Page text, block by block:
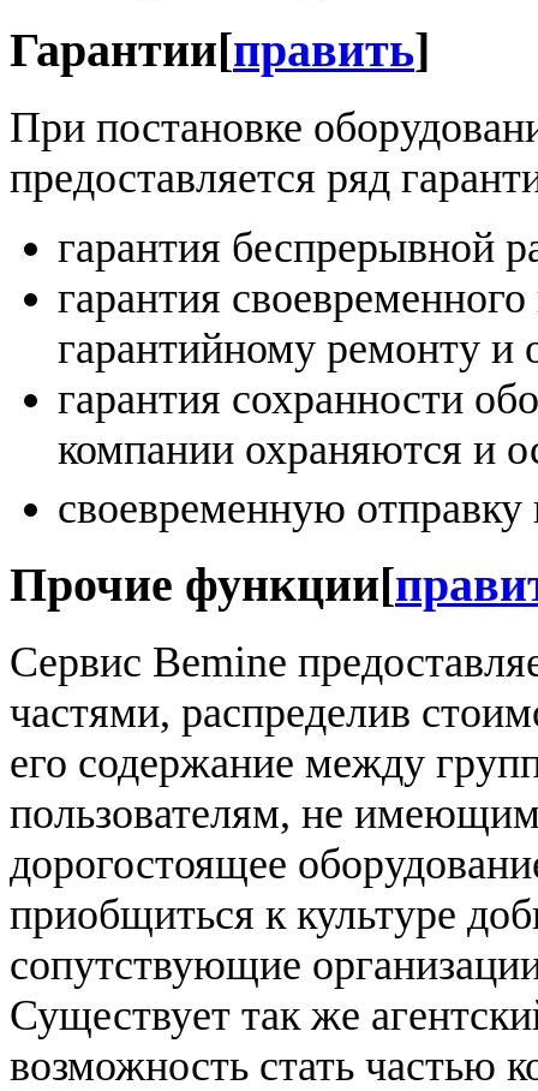
Гарантии[править]
При постановке
предоставляется ряд
гарантия беспрерывной
гарантия
гарантийному ремонту
гарантия сохранности
компании охраняются и
своевременную отправку
Прочие функции[
Сервис Bemine
частями, распределив
его содержание между
пользователям, не
дорогостоящее
приобщиться к культуре
сопутствующие
Существует так же
возможность стать частью